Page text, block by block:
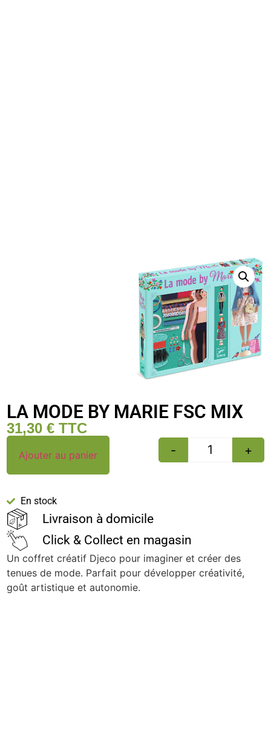
LA MODE BY MARIE FSC MIX
31,30€ TTC
- +
Ajouter au panier
En stock
Livraison à domicile
Click & Collect en magasin
Un coffret créatif Djeco pour imaginer et créer des
tenues de mode. Parfait pour développer créativité,
goût artistique et autonomie.